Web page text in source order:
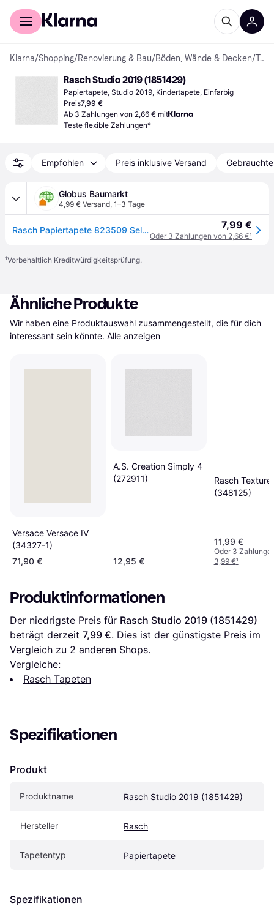
Für Shopper
Klarna/Shopping/Renovierung & Bau/Böden, Wände & Decken/ Tapeten
Rasch Studio 2019 (1851429)
Papiertapete, Studio 2019, Kindertapete, Einfarbig
Preis7,99 €
Ab 3 Zahlungen von 2,66 € mit
Teste flexible Zahlungen*
Empfohlen Preis inklusive Versand
Globus Baumarkt
4,99 € Versand, 1–3 Tage
Rasch Papiertapete 823509 Selection uni Basic 10,05 x 0,53 m 7,99 €
Oder 3 Zahlungen von 2,66 €¹
¹Vorbehaltlich Kreditwürdigkeitsprüfung.
Ähnliche Produkte
Wir haben eine Produktauswahl zusammengestellt, die für dich
interessant sein könnte. Alle anzeigen
Versace Versace IV
(34327-1)
71,90 €
A.S. Creation Simply 4
(272911)
12,95 €
Rasch
(348125)
11,99 €
Oder 3
3,99 €¹
Produktinformationen
Der niedrigste Preis für Rasch Studio 2019 (1851429)
beträgt derzeit 7,99 €. Dies ist der günstigste Preis im
Vergleich zu 2 anderen Shops.
Vergleiche:
Rasch Tapeten
Spezifikationen
Produkt
Produktname Rasch Studio 2019 (1851429)
Hersteller Rasch
Tapetentyp Papiertapete
Spezifikationen